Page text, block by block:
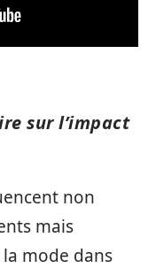
sur l’impact
non
mais
mode dans